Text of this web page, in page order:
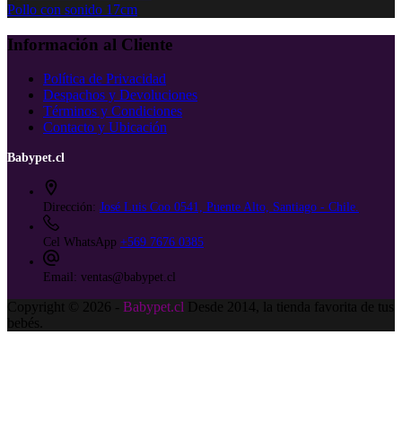
Pollo con sonido 17cm
Información al Cliente
Política de Privacidad
Despachos y Devoluciones
Términos y Condiciones
Contacto y Ubicación
Babypet.cl
Dirección: José Luis Coo 0541, Puente Alto, Santiago - Chile.
Cel WhatsApp +569 7676 0385
Email: ventas@babypet.cl
Copyright © 2026 - Babypet.cl Desde 2014, la tienda favorita de tus
bebés.